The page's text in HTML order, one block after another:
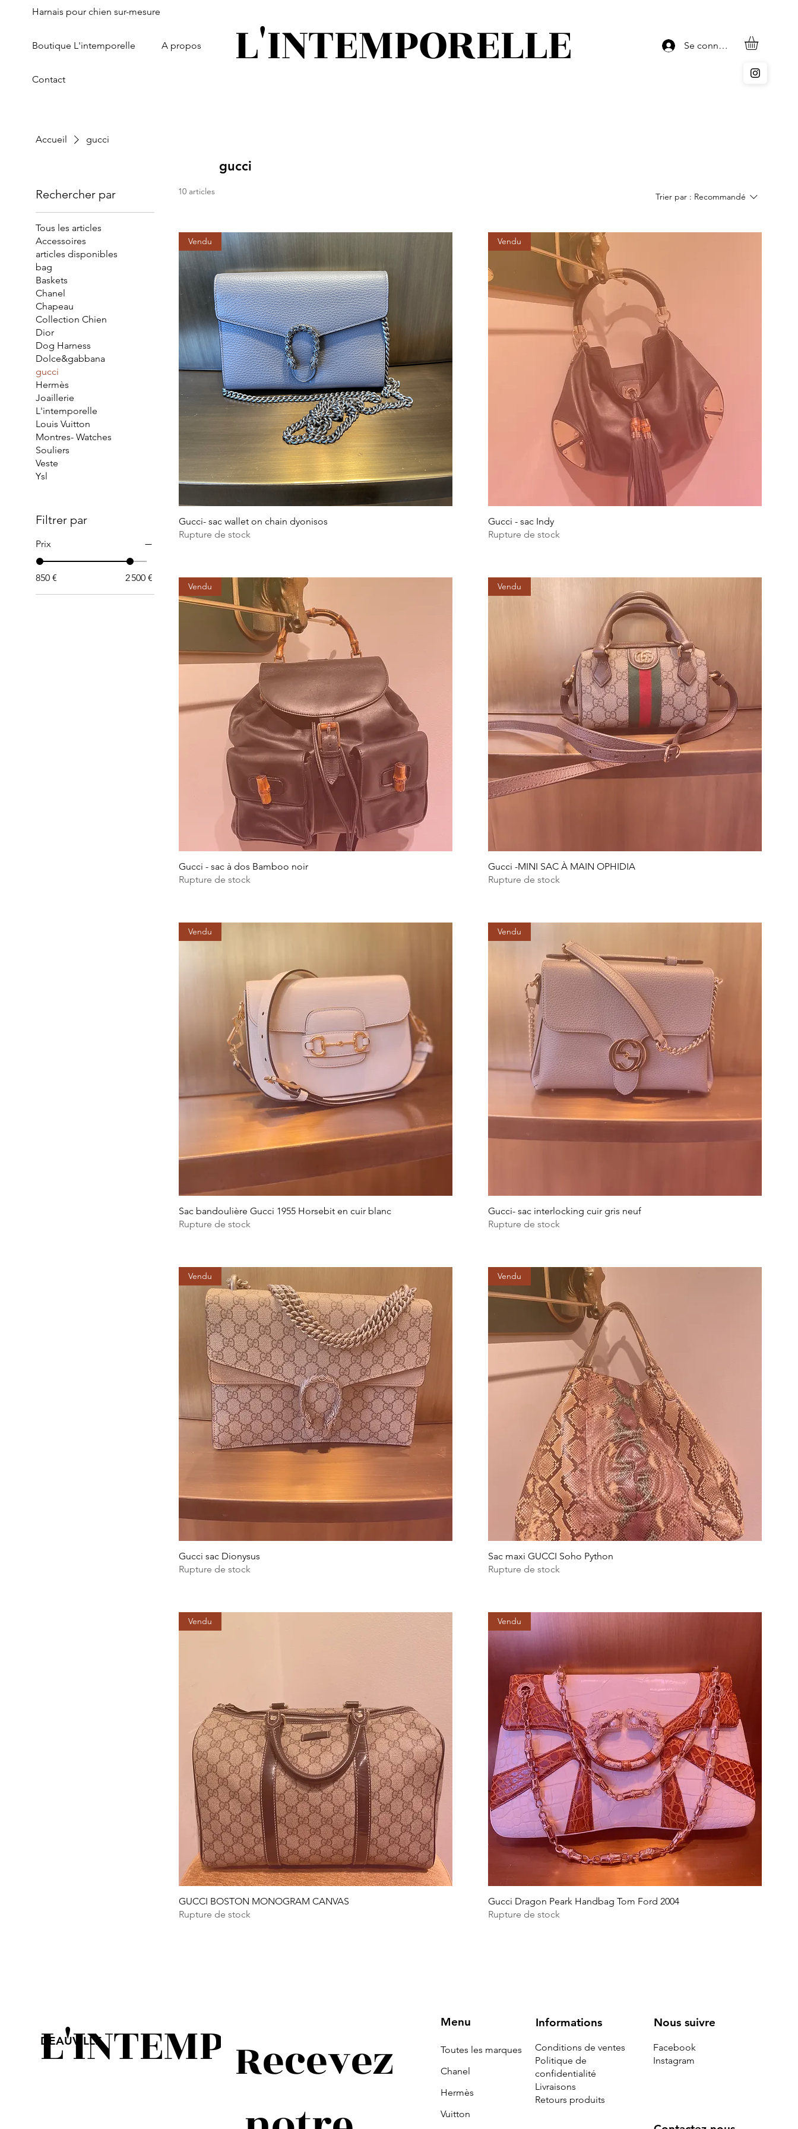
Harnais pour chien sur-mesure
Boutique L'intemporelle A propos
Contact
L'INTEMPORELLE Se connecter
Accueil gucci
gucci
Rechercher par
Tous les articles
Accessoires
articles disponibles
bag
Baskets
Chanel
Chapeau
Collection Chien
Dior
Dog Harness
Dolce&gabbana
gucci
Hermès
Joaillerie
L'intemporelle
Louis Vuitton
Montres- Watches
Souliers
Veste
Ysl
Filtrer par
Prix
850 € 2 500 €
10 articles Trier par : Recommandé
Vendu
Gucci- sac wallet on chain dyonisos
Rupture de stock
Vendu
Gucci - sac Indy
Rupture de stock
Vendu
Gucci - sac à dos Bamboo noir
Rupture de stock
Vendu
Gucci -MINI SAC À MAIN OPHIDIA
Rupture de stock
Vendu
Sac bandoulière Gucci 1955 Horsebit en cuir blanc
Rupture de stock
Vendu
Gucci- sac interlocking cuir gris neuf
Rupture de stock
Vendu
Gucci sac Dionysus
Rupture de stock
Vendu
Sac maxi GUCCI Soho Python
Rupture de stock
Vendu
GUCCI BOSTON MONOGRAM CANVAS
Rupture de stock
Vendu
Gucci Dragon Peark Handbag Tom Ford 2004
Rupture de stock
L'INTEMPORELLE
DEAUVILLE
Recevez
Menu
Toutes les marques
Chanel
Hermès
Vuitton
Informations
Conditions de ventes
Politique de
confidentialité
Livraisons
Retours produits
Nous suivre
Facebook
Instagram